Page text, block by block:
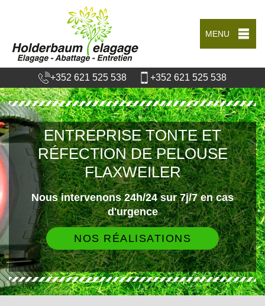
MENU
+352 621 525 538 +352 621 525 538
ENTREPRISE TONTE ET
RÉFECTION DE PELOUSE
FLAXWEILER
Nous intervenons 24h/24 sur 7j/7 en cas
d'urgence
NOS RÉALISATIONS